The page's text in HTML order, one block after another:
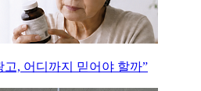
고, 어디까지 믿어야 할까”